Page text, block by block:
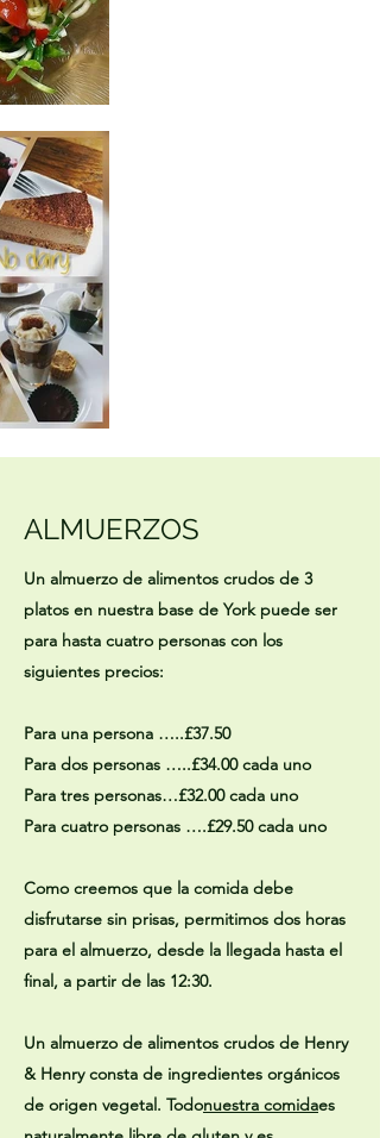
ALMUERZOS
Un almuerzo de alimentos crudos de 3
platos en nuestra base de York puede ser
para hasta cuatro personas con los
siguientes precios:
Para una persona …..£37.50
Para dos personas …..£34.00 cada uno
Para tres personas…£32.00 cada uno
Para cuatro personas ….£29.50 cada uno
Como creemos que la comida debe
disfrutarse sin prisas, permitimos dos horas
para el almuerzo, desde la llegada hasta el
final, a partir de las 12:30.
Un almuerzo de alimentos crudos de Henry
& Henry consta de ingredientes orgánicos
de origen vegetal. Todonuestra comidaes